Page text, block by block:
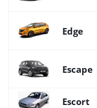
Edge
Escape
Escort